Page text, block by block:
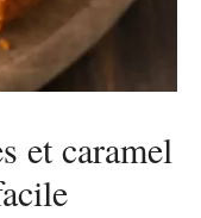
et caramel